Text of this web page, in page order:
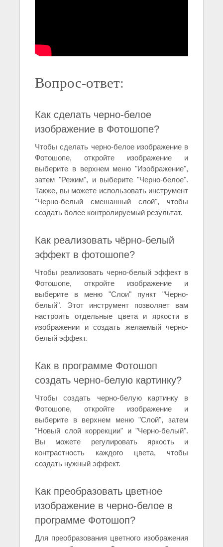
Вопрос-ответ:
Как сделать черно-белое
изображение в Фотошопе?
Чтобы сделать черно-белое изображение в
Фотошопе, откройте изображение и
выберите в верхнем меню "Изображение",
затем "Режим", и выберите "Черно-белое".
Также, вы можете использовать инструмент
"Черно-белый смешанный слой", чтобы
создать более контролируемый результат.
Как реализовать чёрно-белый
эффект в фотошопе?
Чтобы реализовать черно-белый эффект в
Фотошопе, откройте изображение и
выберите в меню "Слои" пункт "Черно-
белый". Этот инструмент позволяет вам
настроить отдельные цвета и яркости в
изображении и создать желаемый черно-
белый эффект.
Как в программе Фотошоп
создать черно-белую картинку?
Чтобы создать черно-белую картинку в
Фотошопе, откройте изображение и
выберите в верхнем меню "Слой", затем
"Новый слой коррекции" и "Черно-белый".
Вы можете регулировать яркость и
контрастность каждого цвета, чтобы
создать нужный эффект.
Как преобразовать цветное
изображение в черно-белое в
программе Фотошоп?
Для преобразования цветного изображения